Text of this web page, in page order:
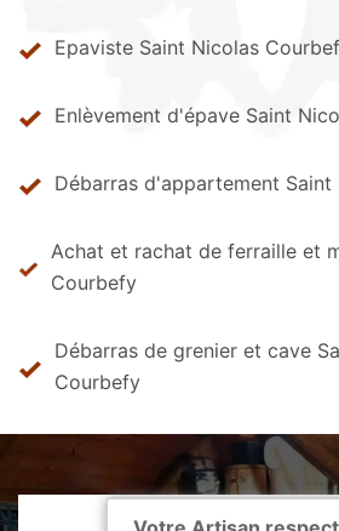
Epaviste Saint Nicolas
Enlèvement d'épave Saint
Débarras d'appartement
Achat et rachat de ferraille et
Courbefy
Débarras de grenier et cave
Courbefy